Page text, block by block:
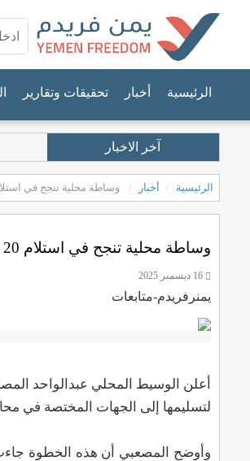
الرئيسية أخبار تحقيقات وتقارير
آخر الاخبار
الرئيسية أخبار وساطة محلية تنجح في استلام 20 جثماناً من صنعاء وتسليمها إلى مأرب "دون
وساطة محلية تنجح في استلام 20 جثماناً من صنعاء وتسليمها إلى مأرب "دون مقابل"
يمنرفريدم-متابعات
لتسليمها إلى الجهات المختصة في
وأوضح المصعبي أن هذه الخطوة جاءت